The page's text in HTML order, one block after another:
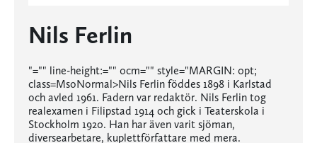
Nils Ferlin
"="" line-height:="" 0cm="" style="MARGIN: 0pt;
class=MsoNormal>Nils Ferlin föddes 1898 i Karlstad
och avled 1961. Fadern var redaktör. Nils Ferlin tog
realexamen i Filipstad 1914 och gick i Teaterskola i
Stockholm 1920. Han har även varit sjöman,
diversearbetare, kuplettförfattare med mera.